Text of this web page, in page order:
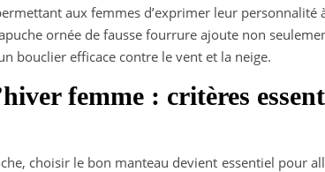
aux femmes d’exprimer leur personnalité
ornée de fausse fourrure ajoute non
bouclier efficace contre le vent et la neige.
femme : critères
choisir le bon manteau devient essentiel pour